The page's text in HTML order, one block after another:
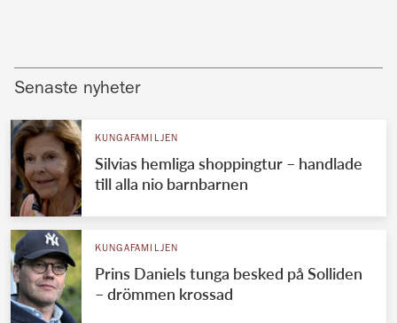
Senaste nyheter
KUNGAFAMILJEN
Silvias hemliga shoppingtur – handlade
till alla nio barnbarnen
KUNGAFAMILJEN
Prins Daniels tunga besked på Solliden
– drömmen krossad